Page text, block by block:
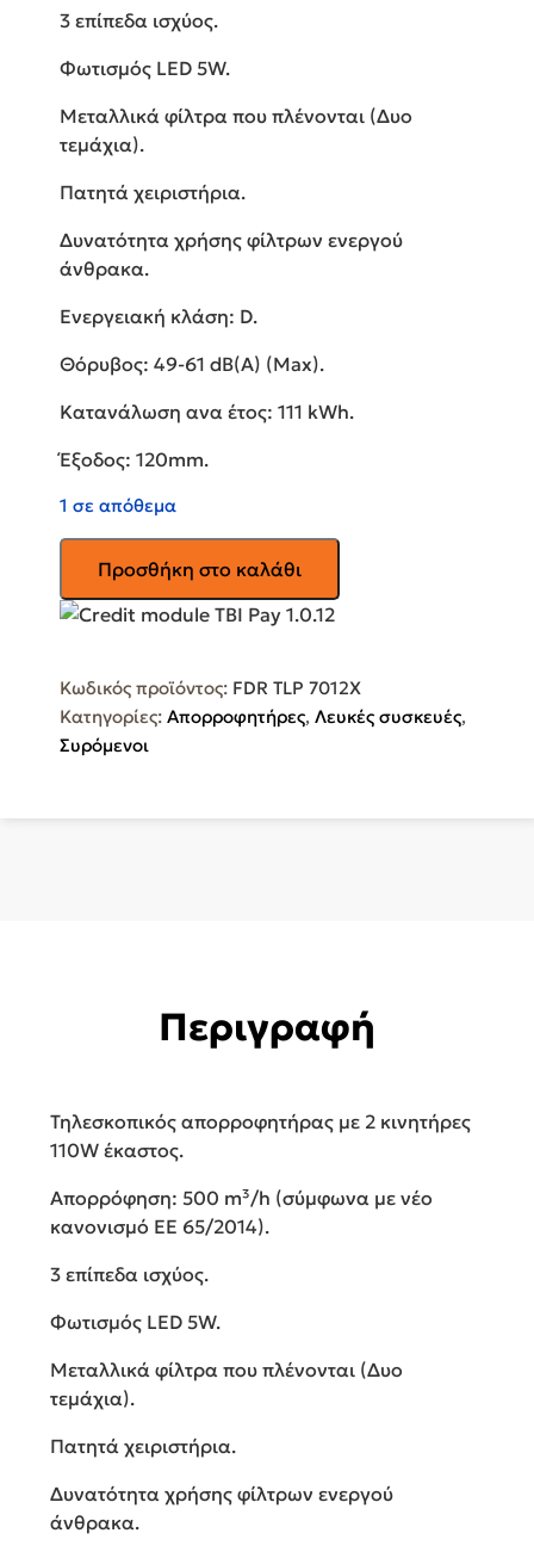
3 επίπεδα ισχύος.
Φωτισμός LED 5W.
Μεταλλικά φίλτρα που πλένονται (Δυο
τεμάχια).
Πατητά χειριστήρια.
Δυνατότητα χρήσης φίλτρων ενεργού
άνθρακα.
Ενεργειακή κλάση: D.
Θόρυβος: 49-61 dB(A) (Max).
Κατανάλωση ανα έτος: 111 kWh.
Έξοδος: 120mm.
1 σε απόθεμα
Συρόμενος
Απορροφητήρας
FDR
TLP
7012X
Προσθήκη στο καλάθι
Κωδικός προϊόντος: FDR TLP 7012X
Κατηγορίες: Απορροφητήρες, Λευκές συσκευές,
Συρόμενοι
Περιγραφή
Τηλεσκοπικός απορροφητήρας με 2 κινητήρες
110W έκαστος.
Απορρόφηση: 500 m³/h (σύμφωνα με νέο
κανονισμό ΕΕ 65/2014).
3 επίπεδα ισχύος.
Φωτισμός LED 5W.
Μεταλλικά φίλτρα που πλένονται (Δυο
τεμάχια).
Πατητά χειριστήρια.
Δυνατότητα χρήσης φίλτρων ενεργού
άνθρακα.